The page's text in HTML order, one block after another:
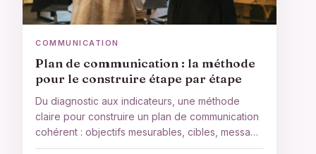
COMMUNICATION
Plan de communication : la méthode
pour le construire étape par étape
Du diagnostic aux indicateurs, une méthode
claire pour construire un plan de communication
cohérent : objectifs mesurables, cibles, message
clé, choix des canaux et suivi des résultats.